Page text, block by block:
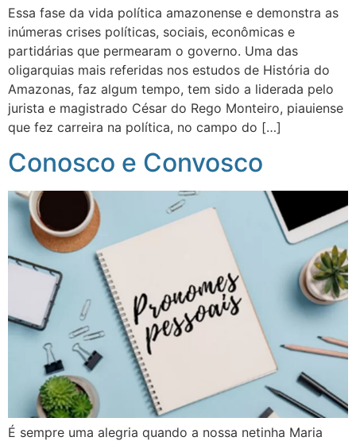
Essa fase da vida política amazonense e demonstra as
inúmeras crises políticas, sociais, econômicas e
partidárias que permearam o governo. Uma das
oligarquias mais referidas nos estudos de História do
Amazonas, faz algum tempo, tem sido a liderada pelo
jurista e magistrado César do Rego Monteiro, piauiense
que fez carreira na política, no campo do […]
Conosco e Convosco
É sempre uma alegria quando a nossa netinha Maria